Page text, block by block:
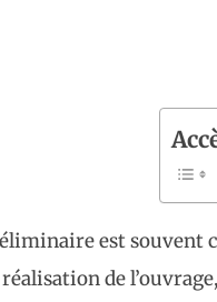
est souvent
de